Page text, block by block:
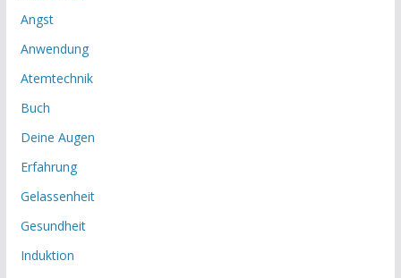
Angst
Anwendung
Atemtechnik
Buch
Deine Augen
Erfahrung
Gelassenheit
Gesundheit
Induktion